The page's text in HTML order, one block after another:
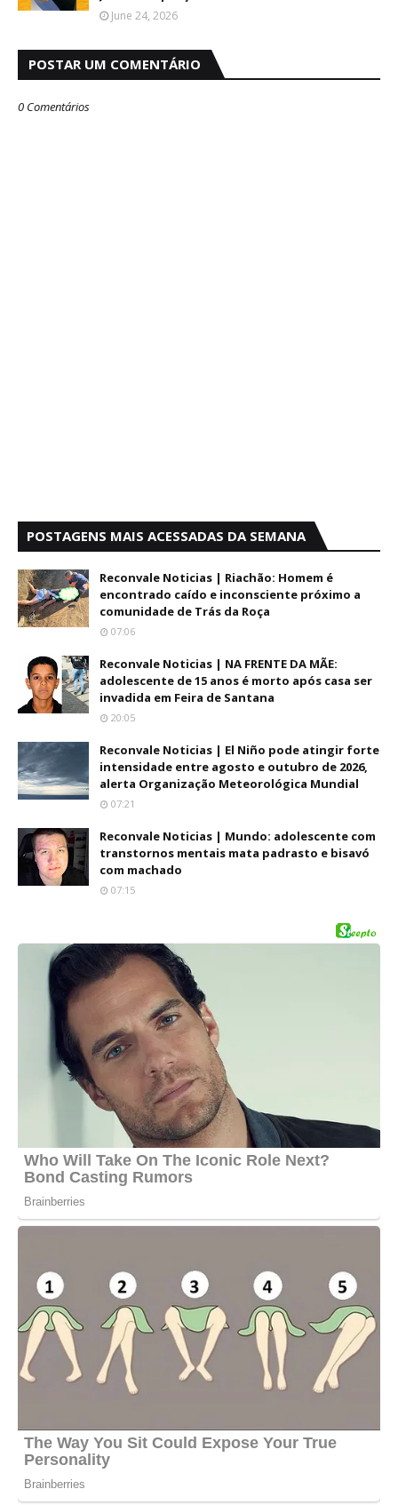
June 24, 2026
POSTAR UM COMENTÁRIO
0 Comentários
POSTAGENS MAIS ACESSADAS DA SEMANA
Reconvale Noticias | Riachão: Homem é
encontrado caído e inconsciente próximo a
comunidade de Trás da Roça
07:06
Reconvale Noticias | NA FRENTE DA MÃE:
adolescente de 15 anos é morto após casa ser
invadida em Feira de Santana
20:05
Reconvale Noticias | El Niño pode atingir forte
intensidade entre agosto e outubro de 2026,
alerta Organização Meteorológica Mundial
07:21
Reconvale Noticias | Mundo: adolescente com
transtornos mentais mata padrasto e bisavó
com machado
07:15